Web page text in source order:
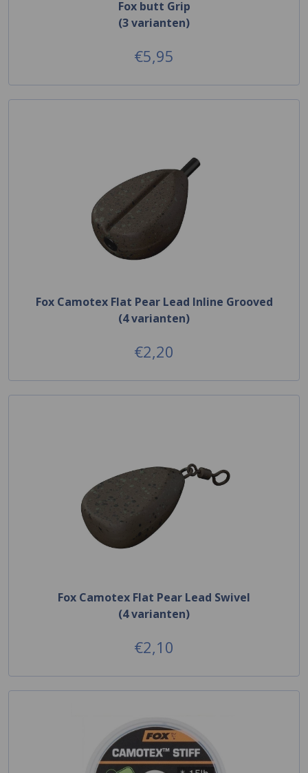
Fox butt Grip
(3 varianten)
€5,95
Fox Camotex Flat Pear Lead Inline Grooved
(4 varianten)
€2,20
Fox Camotex Flat Pear Lead Swivel
(4 varianten)
€2,10